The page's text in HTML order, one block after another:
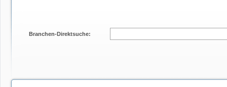
Branchen-Direktsuche: